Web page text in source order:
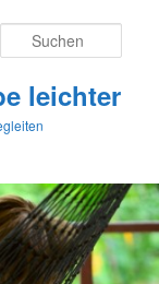
leichter